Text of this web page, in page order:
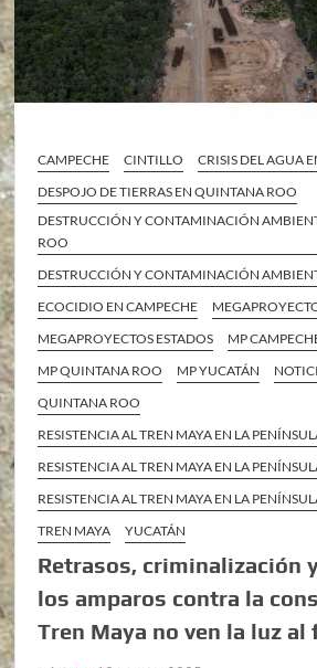
CAMPECHE CINTILLO
CRISIS DEL AGUA
DESPOJO DE TIERRAS EN QUINTANA ROO
DESTRUCCIÓN Y CONTAMINACIÓN
ROO
DESTRUCCIÓN Y CONTAMINACIÓN
ECOCIDIO EN CAMPECHE
MEGAPROYECTOS ESTADOS
MP
MP QUINTANA ROO
MP YUCATÁN
QUINTANA ROO
RESISTENCIA AL TREN MAYA EN LA
RESISTENCIA AL TREN MAYA EN LA
RESISTENCIA AL TREN MAYA EN LA
TREN MAYA
YUCATÁN
Retrasos, criminalización
los amparos contra la
Tren Maya no ven la luz